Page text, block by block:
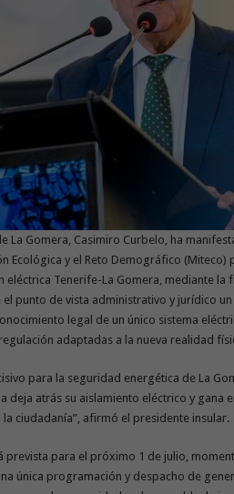
La Gomera, Casimiro Curbelo, ha
Ecológica y el Reto Demográfico (Miteco)
eléctrica Tenerife-La Gomera, mediante
el punto de vista administrativo y jurídico
legal de un único sistema
adaptadas a la nueva realidad
para la seguridad energética de La
deja atrás su aislamiento eléctrico y gana
ciudadanía”, afirmó el presidente insular.
prevista para el próximo 1 de julio,
única programación y despacho de